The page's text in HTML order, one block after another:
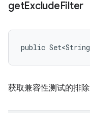
getExcludeFilter
public
获取兼容性测试的排